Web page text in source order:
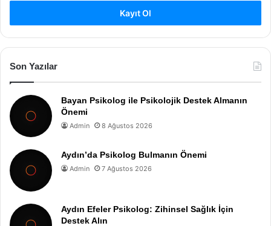
Kayıt Ol
Son Yazılar
Bayan Psikolog ile Psikolojik Destek Almanın
Önemi
Admin 8 Ağustos 2026
Aydın’da Psikolog Bulmanın Önemi
Admin 7 Ağustos 2026
Aydın Efeler Psikolog: Zihinsel Sağlık İçin
Destek Alın